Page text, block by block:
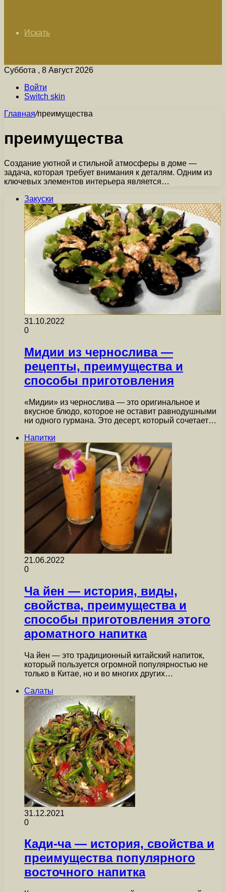
Искать
Суббота , 8 Август 2026
Войти
Switch skin
Главная/преимущества
преимущества
Создание уютной и стильной атмосферы в доме —
задача, которая требует внимания к деталям. Одним из
ключевых элементов интерьера является…
Закуски
31.10.2022
0
Мидии из чернослива —
рецепты, преимущества и
способы приготовления
«Мидии» из чернослива — это оригинальное и
вкусное блюдо, которое не оставит равнодушными
ни одного гурмана. Это десерт, который сочетает…
Напитки
21.06.2022
0
Ча йен — история, виды,
свойства, преимущества и
способы приготовления этого
ароматного напитка
Ча йен — это традиционный китайский напиток,
который пользуется огромной популярностью не
только в Китае, но и во многих других…
Салаты
31.12.2021
0
Кади-ча — история, свойства и
преимущества популярного
восточного напитка